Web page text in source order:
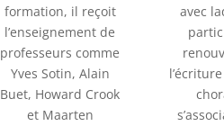
formation, il reçoit
l’enseignement de
professeurs comme
Yves Sotin, Alain
Buet, Howard Crook
et Maarten
avec